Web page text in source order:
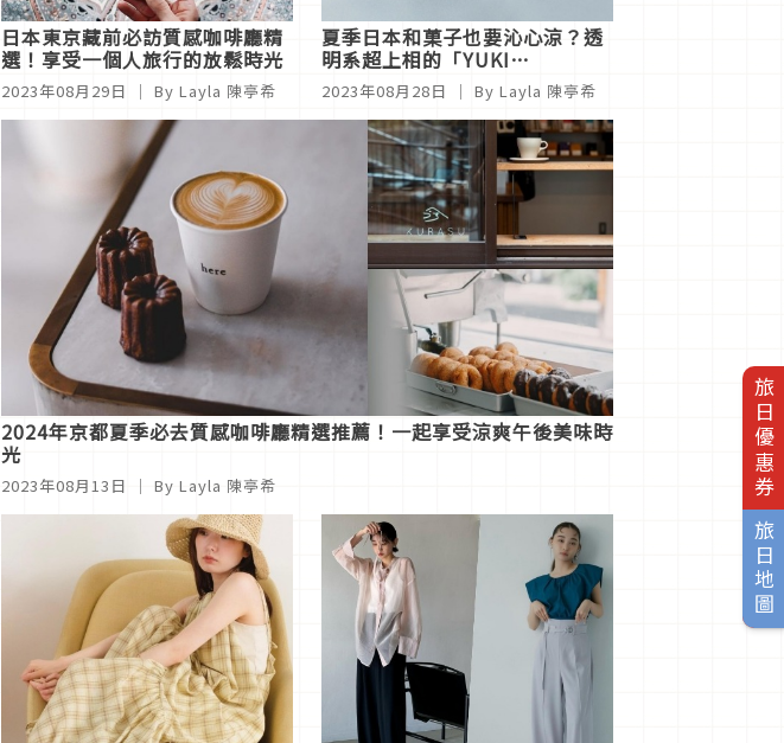
旅日優惠券
旅日地圖
日本東京藏前必訪質感咖啡廳精
選！享受一個人旅行的放鬆時光
2023年08月29日 ｜ By Layla 陳亭希
夏季日本和菓子也要沁心涼？透
明系超上相的「YUKI
FUJIWARA」
2023年08月28日 ｜ By Layla 陳亭希
2024年京都夏季必去質感咖啡廳精選推薦！一起享受涼爽午後美味時
光
2023年08月13日 ｜ By Layla 陳亭希